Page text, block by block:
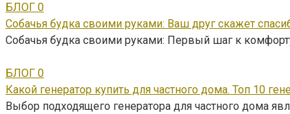
БЛОГ 0
Собачья будка своими руками: Ваш друг скажет
Собачья будка своими руками: Первый шаг к
БЛОГ 0
Какой генератор купить для частного дома. Топ 10
Выбор подходящего генератора для частного дома